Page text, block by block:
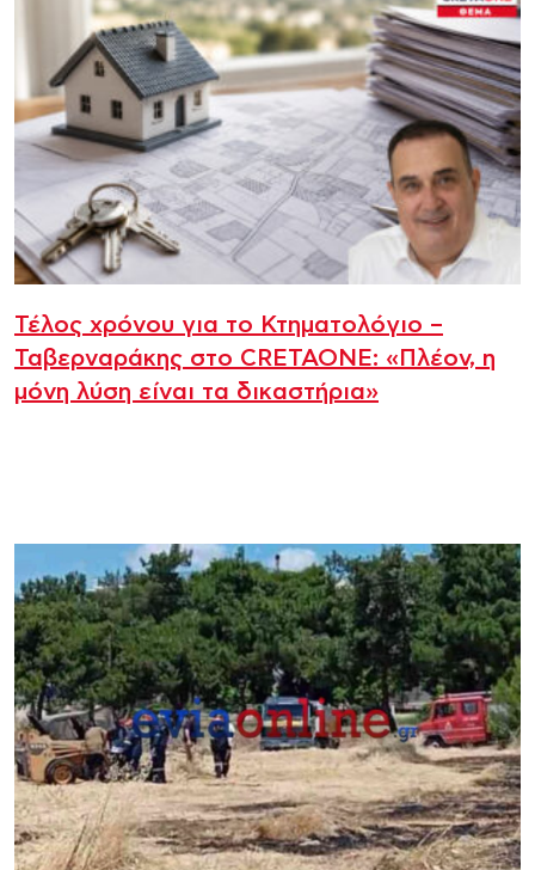
Τέλος χρόνου για το Κτηματολόγιο –
Ταβερναράκης στο CRETAONE: «Πλέον, η
μόνη λύση είναι τα δικαστήρια»